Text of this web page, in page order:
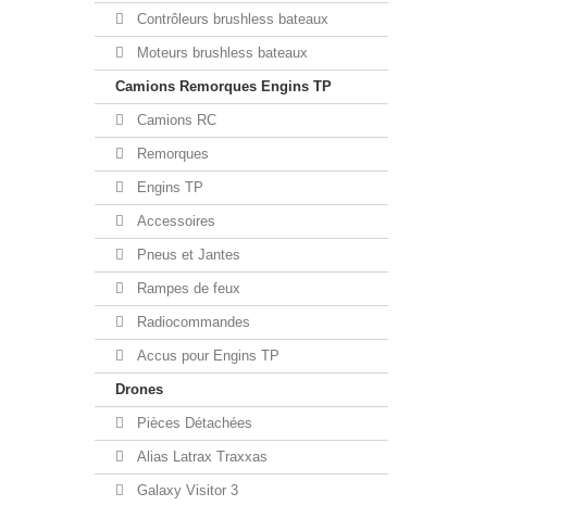
Contrôleurs brushless bateaux
Moteurs brushless bateaux
Camions Remorques Engins TP
Camions RC
Remorques
Engins TP
Accessoires
Pneus et Jantes
Rampes de feux
Radiocommandes
Accus pour Engins TP
Drones
Pièces Détachées
Alias Latrax Traxxas
Galaxy Visitor 3